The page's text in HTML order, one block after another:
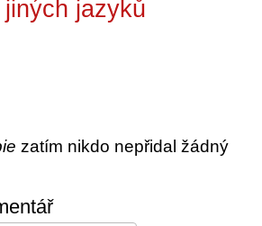
jazyků
zatím nikdo nepřidal žádný